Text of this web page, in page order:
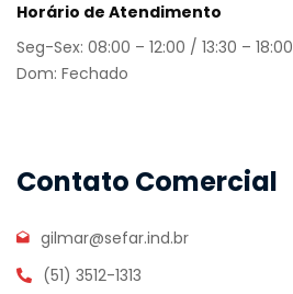
Horário de Atendimento
Seg-Sex: 08:00 – 12:00 / 13:30 – 18:00
Dom: Fechado
Contato Comercial
gilmar@sefar.ind.br
(51) 3512-1313